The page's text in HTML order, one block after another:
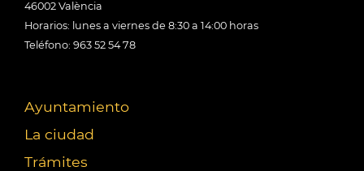
46002 València
Horarios: lunes a viernes de 8:30 a 14:00 horas
Teléfono: 963 52 54 78
Ayuntamiento
La ciudad
Trámites